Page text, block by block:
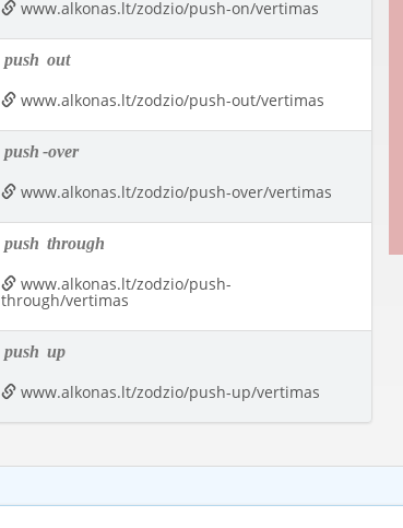
www.alkonas.lt/zodzio/push-on/vertimas
push out
www.alkonas.lt/zodzio/push-out/vertimas
push -over
www.alkonas.lt/zodzio/push-over/vertimas
push through
www.alkonas.lt/zodzio/push-
through/vertimas
push up
www.alkonas.lt/zodzio/push-up/vertimas